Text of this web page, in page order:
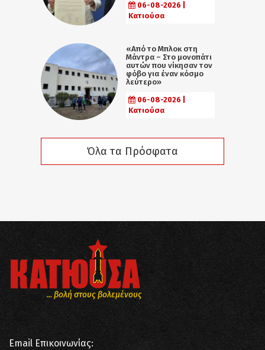
06-08-2026 |
Κατιούσα
«Από το Μπλοκ στη
Μάντρα – Στο μονοπάτι
αυτών που νίκησαν τον
φόβο για έναν κόσμο
λεύτερο»
06-08-2026 |
Κατιούσα
Όλα τα Πρόσφατα
... βολή στους βολεμένους
Email Επικοινωνίας: